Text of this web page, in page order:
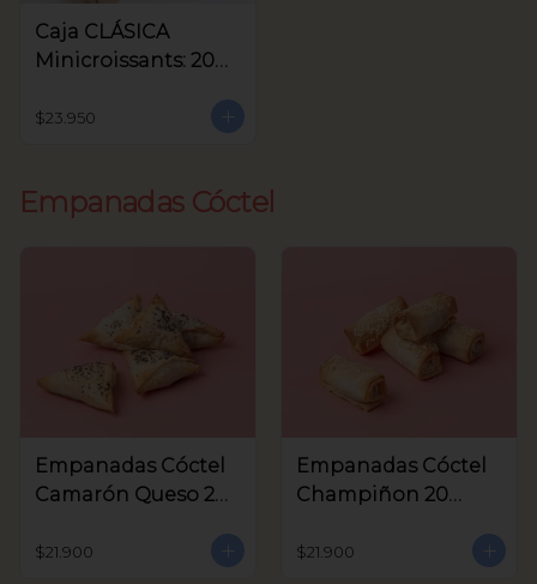
Caja CLÁSICA
Minicroissants: 20
$23.950
Empanadas Cóctel
Empanadas Cóctel
Camarón Queso 20
$21.900
Empanadas Cóctel
Champiñon 20
$21.900